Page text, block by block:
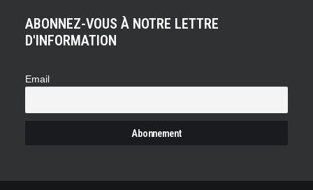
ABONNEZ-VOUS À NOTRE LETTRE
D'INFORMATION
Email